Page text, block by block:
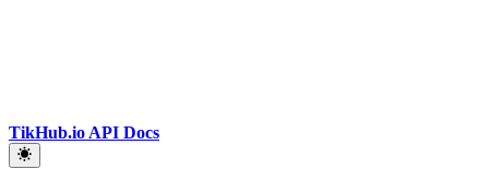
TikHub.io API Docs